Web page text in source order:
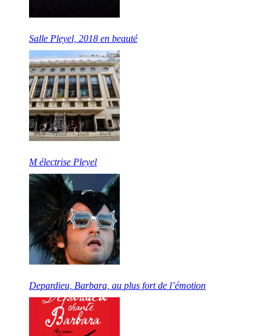
Salle Pleyel, 2018 en beauté
M électrise Pleyel
Depardieu, Barbara, au plus fort de l’émotion